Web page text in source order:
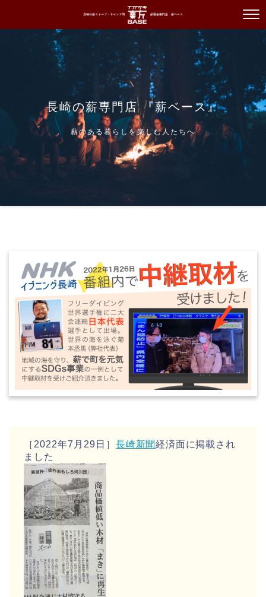
長崎の薪専門店 『薪ベース』
薪のある暮らしを楽しむ人たちへ
［2022年7月29日］ 長崎新聞経済面に掲載され
ました